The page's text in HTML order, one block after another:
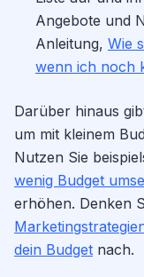
Angebote und
Anleitung, Wie
wenn ich noch
Darüber hinaus
um mit kleinem
Nutzen Sie
wenig Budget
erhöhen. Denken
dein Budget nach.